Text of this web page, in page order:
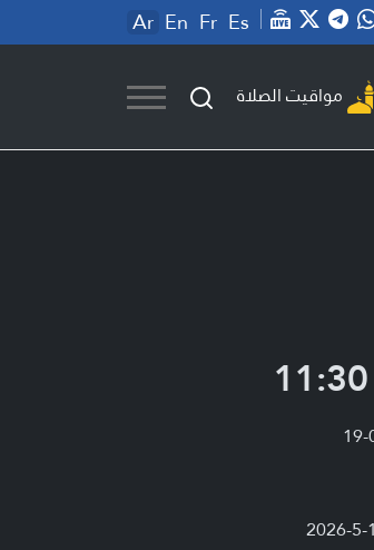
Ar En Fr Es
مواقيت الصلاة